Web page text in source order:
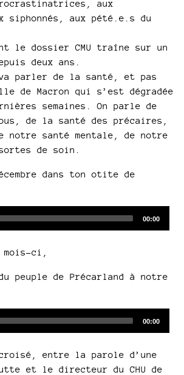
aux
siphonnés, aux pété.e.s du
le dossier CMU traîne sur un
deux ans.
parler de la santé, et pas
de Macron qui s’est dégradée
semaines. On parle de
de la santé des précaires,
notre santé mentale, de notre
de soin.
dans ton otite de
Total
00:00
mois-ci,
peuple de Précarland à notre
Total
00:00
entre la parole d’une
et le directeur du CHU de